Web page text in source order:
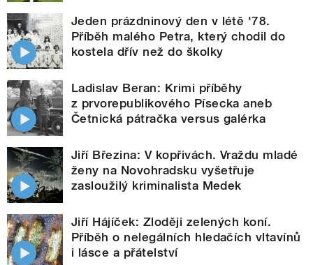
Jeden prázdninový den v létě '78.
Příběh malého Petra, který chodil do
kostela dřív než do školky
Ladislav Beran: Krimi příběhy
z prvorepublikového Písecka aneb
Četnická pátračka versus galérka
Jiří Březina: V kopřivách. Vraždu mladé
ženy na Novohradsku vyšetřuje
zasloužilý kriminalista Medek
Jiří Hájíček: Zloději zelených koní.
Příběh o nelegálních hledačích vltavínů
i lásce a přátelství